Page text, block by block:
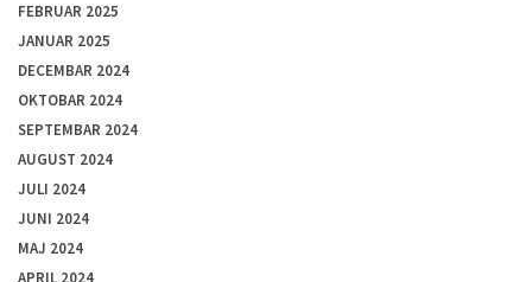
FEBRUAR 2025
JANUAR 2025
DECEMBAR 2024
OKTOBAR 2024
SEPTEMBAR 2024
AUGUST 2024
JULI 2024
JUNI 2024
MAJ 2024